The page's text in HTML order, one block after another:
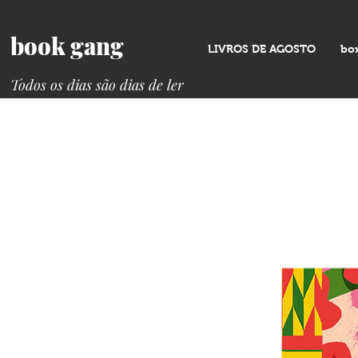
LIVROS DE AGOSTO
book gang
Todos os dias são dias de ler